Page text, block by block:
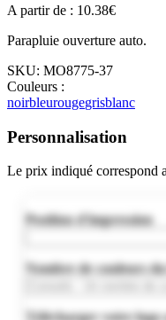
A partir de : 10.38€
Parapluie ouverture auto.
SKU: MO8775-37
Couleurs :
noirbleurougegrisblanc
Personnalisation
Le prix indiqué correspond
Position d'impression
Nombre de couleurs